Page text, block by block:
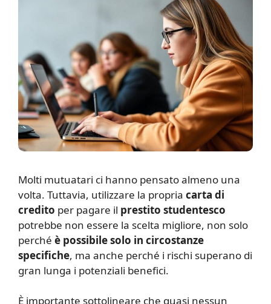
Molti mutuatari ci hanno pensato almeno una
volta. Tuttavia, utilizzare la propria carta di
credito per pagare il prestito studentesco
potrebbe non essere la scelta migliore, non solo
perché è possibile solo in circostanze
specifiche, ma anche perché i rischi superano di
gran lunga i potenziali benefici.
È importante sottolineare che quasi nessun